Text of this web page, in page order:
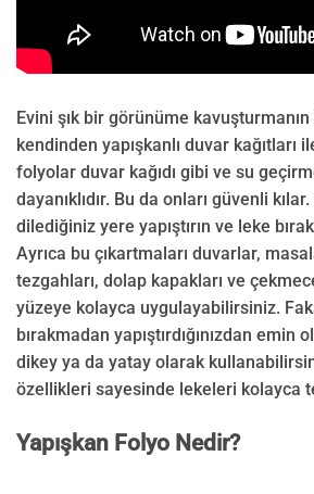
Evini şık bir görünüme
kendinden yapışkanlı duvar kağıtları
folyolar duvar kağıdı gibi ve su
dayanıklıdır. Bu da onları güvenli
dilediğiniz yere yapıştırın ve leke
Ayrıca bu çıkartmaları duvarlar,
tezgahları, dolap kapakları ve
yüzeye kolayca uygulayabilirsiniz.
bırakmadan yapıştırdığınızdan emin
dikey ya da yatay olarak
özellikleri sayesinde lekeleri kolayca
Yapışkan Folyo Nedir?